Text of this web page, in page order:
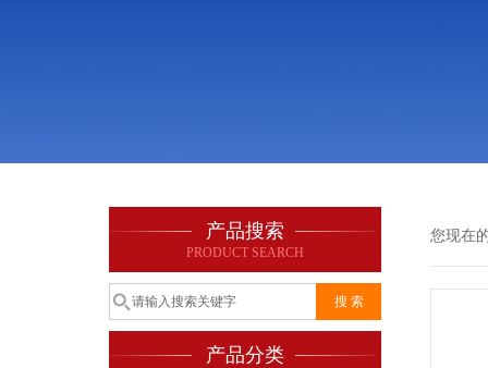
产品搜索
PRODUCT SEARCH
产品分类
您现在